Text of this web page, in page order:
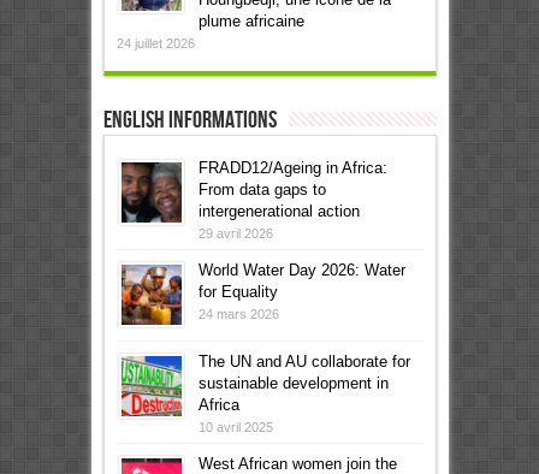
plume africaine
24 juillet 2026
English informations
FRADD12/Ageing in Africa:
From data gaps to
intergenerational action
29 avril 2026
World Water Day 2026: Water
for Equality
24 mars 2026
The UN and AU collaborate for
sustainable development in
Africa
10 avril 2025
West African women join the